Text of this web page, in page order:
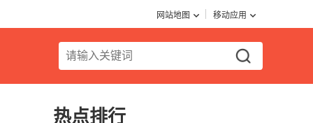
网站地图 移动应用
热点排行